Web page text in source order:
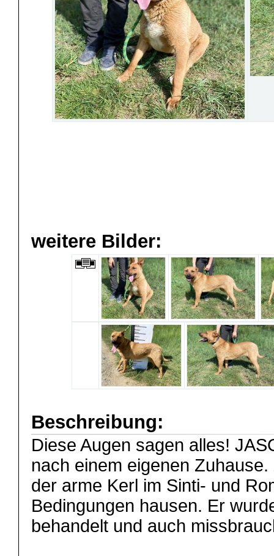
weitere Bilder:
Beschreibung:
Diese Augen sagen alles!
nach einem eigenen
der arme Kerl im Sinti- und
Bedingungen hausen. Er
behandelt und auch